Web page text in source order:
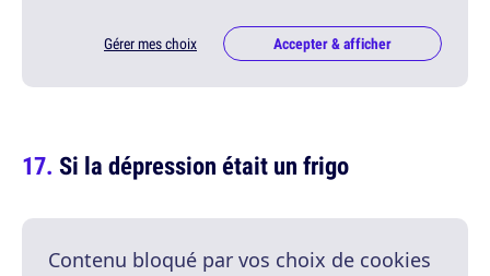
Gérer mes choix Accepter & afficher
Si la dépression était un frigo
Contenu bloqué par vos choix de cookies